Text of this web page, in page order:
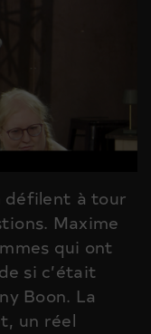
défilent à tour
Maxime
qui ont
si c’était
Boon. La
un réel